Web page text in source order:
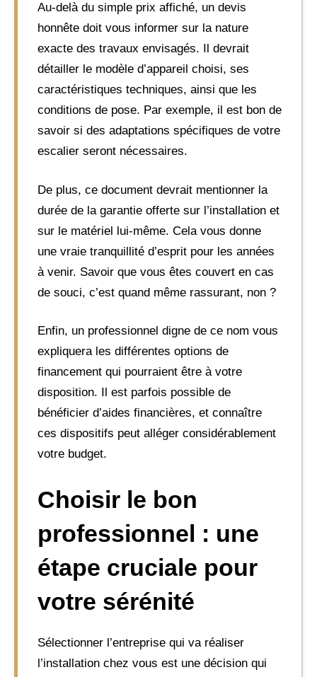
Au-delà du simple prix affiché, un devis
honnête doit vous informer sur la nature
exacte des travaux envisagés. Il devrait
détailler le modèle d’appareil choisi, ses
caractéristiques techniques, ainsi que les
conditions de pose. Par exemple, il est bon de
savoir si des adaptations spécifiques de votre
escalier seront nécessaires.
De plus, ce document devrait mentionner la
durée de la garantie offerte sur l’installation et
sur le matériel lui-même. Cela vous donne
une vraie tranquillité d’esprit pour les années
à venir. Savoir que vous êtes couvert en cas
de souci, c’est quand même rassurant, non ?
Enfin, un professionnel digne de ce nom vous
expliquera les différentes options de
financement qui pourraient être à votre
disposition. Il est parfois possible de
bénéficier d’aides financières, et connaître
ces dispositifs peut alléger considérablement
votre budget.
Choisir le bon
professionnel : une
étape cruciale pour
votre sérénité
Sélectionner l’entreprise qui va réaliser
l’installation chez vous est une décision qui